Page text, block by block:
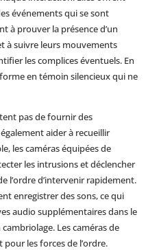
événements qui se sont
à prouver la présence d’un
à suivre leurs mouvements
les complices éventuels. En
en témoin silencieux qui ne
pas de fournir des
aider à recueillir
les caméras équipées de
les intrusions et déclencher
l’ordre d’intervenir rapidement.
enregistrer des sons, ce qui
audio supplémentaires dans le
Les caméras de
les forces de l’ordre.